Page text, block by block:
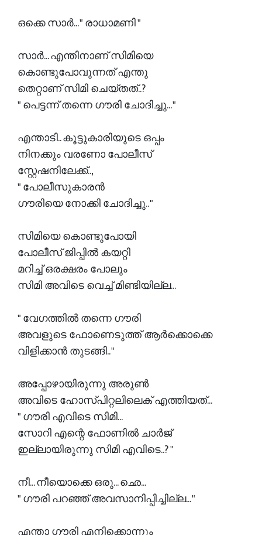
ഒക്കെ സാർ... " രാധാമണി "
സാർ... എന്തിനാണ് സിമിയെ
കൊണ്ടുപോവുന്നത് എന്തു
തെറ്റാണ് സിമി ചെയ്തത്..?
" പെട്ടന്ന് തന്നെ ഗൗരി ചോദിച്ചു... "
എന്താടി.. കൂട്ടുകാരിയുടെ ഒപ്പം
നിനക്കും വരണോ പോലീസ്
സ്റ്റേഷനിലേക്ക്..,
" പോലീസുകാരൻ
ഗൗരിയെ നോക്കി ചോദിച്ചു.. "
സിമിയെ കൊണ്ടുപോയി
പോലീസ് ജിപ്പിൽ കയറ്റി
മറിച്ച് ഒരക്ഷരം പോലും
സിമി അവിടെ വെച്ച് മിണ്ടിയില്ല...
" വേഗത്തിൽ തന്നെ ഗൗരി
അവളുടെ ഫോണെടുത്ത് ആർക്കൊക്കെ
വിളിക്കാൻ തുടങ്ങി.. "
അപ്പോഴായിരുന്നു അരുൺ
അവിടെ ഹോസ്പിറ്റലിലെക് എത്തിയത്...
" ഗൗരി എവിടെ സിമി...
സോറി എന്റെ ഫോണിൽ ചാർജ്
ഇല്ലായിരുന്നു സിമി എവിടെ..? "
നീ... നീയൊക്കെ ഒരു... ഛെ...
" ഗൗരി പറഞ്ഞ് അവസാനിപ്പിച്ചില്ല... "